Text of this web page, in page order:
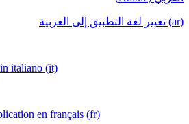
(ar) تغيير لغة التطبيق إلى العربية
italiano (it)
en français (fr)